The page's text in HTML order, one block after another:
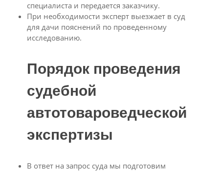
специалиста и передается заказчику.
При необходимости эксперт выезжает в суд
для дачи пояснений по проведенному
исследованию.
Порядок проведения
судебной
автотовароведческой
экспертизы
В ответ на запрос суда мы подготовим